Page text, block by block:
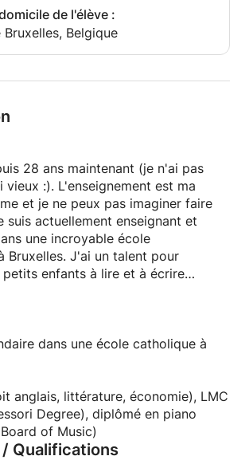
de l'élève :
Belgique
28 ans maintenant (je n'ai pas
vieux :). L'enseignement est ma
et je ne peux pas imaginer faire
suis actuellement enseignant et
une incroyable école
Bruxelles. J'ai un talent pour
enfants à lire et à écrire
Je suis une enseignante
et amusante. Je travaille en
des leçons en petits groupes, 3-
les leçons plus amusantes et
les progrès. J'enseigne chez moi,
Ambiorix et de Schuman.
dans une école catholique à
anglais, littérature, économie), LMC
Degree), diplômé en piano
of Music)
Qualifications